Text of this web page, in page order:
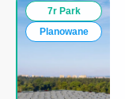
7r Park
Planowane